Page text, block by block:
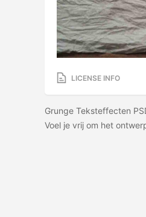
LICENSE INFO
Grunge Teksteffecten
Voel je vrij om het